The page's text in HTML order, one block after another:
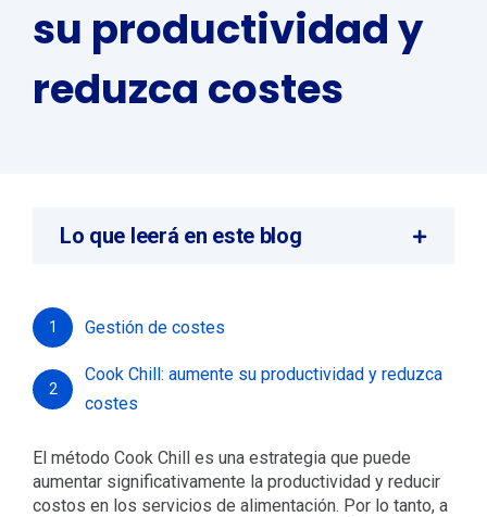
su productividad y
reduzca costes
El método Cook Chill es una estrategia que puede
aumentar significativamente la productividad y reducir
costos en los servicios de alimentación. Por lo tanto, a
Lo que leerá en este blog
1 Gestión de costes
2
Cook Chill: aumente su productividad y reduzca
costes